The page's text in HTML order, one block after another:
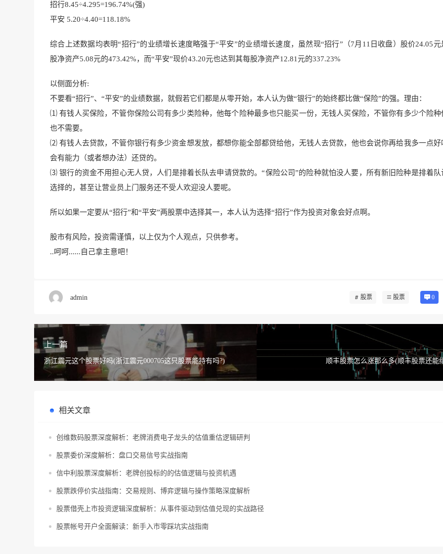
招行8.45÷4.295=196.74%(强)
平安 5.20÷4.40=118.18%
综合上述数据均表明“招行”的业绩增长速度略强于“平安”的业绩增长速度，虽然现“招行”（7月11日收盘）股价24.05元
股净资产5.08元的473.42%，而“平安”现价43.20元也达到其每股净资产12.81元的337.23%
以侧面分析:
不要看“招行”、“平安”的业绩数据，就假若它们都是从零开始，本人认为做“银行”的始终都比做“保险”的强。理由：
⑴ 有钱人买保险，不管你保险公司有多少类险种，他每个险种最多也只能买一份，无钱人买保险，不管你有多少个险种
也不需要。
⑵ 有钱人去贷款，不管你银行有多少资金想发放，都想你能全部都贷给他，无钱人去贷款，他也会说你再给我多一点好
会有能力（或者想办法）还贷的。
⑶ 银行的资金不用担心无人贷，人们是排着长队去申请贷款的。“保险公司”的险种就怕没人要，所有新旧险种是排着队
选择的，甚至让营业员上门服务还不受人欢迎没人要呢。
所以如果一定要从“招行”和“平安”两股票中选择其一，本人认为选择“招行”作为投资对象会好点啊。
股市有风险，投资需谨慎，以上仅为个人观点，只供参考。
..呵呵......自己拿主意吧！
admin 股票 股票 0
上一篇
浙江震元这个股票好吗(浙江震元000705这只股票能持有吗?) 顺丰股票怎么涨那么多(顺丰股票还能
相关文章
创维数码股票深度解析：老牌消费电子龙头的估值重估逻辑研判
股票委价深度解析：盘口交易信号实战指南
信中利股票深度解析：老牌创投标的的估值逻辑与投资机遇
股票跌停价实战指南：交易规则、博弈逻辑与操作策略深度解析
股票借壳上市投资逻辑深度解析：从事件驱动到估值兑现的实战路径
股票帐号开户全面解读：新手入市零踩坑实战指南